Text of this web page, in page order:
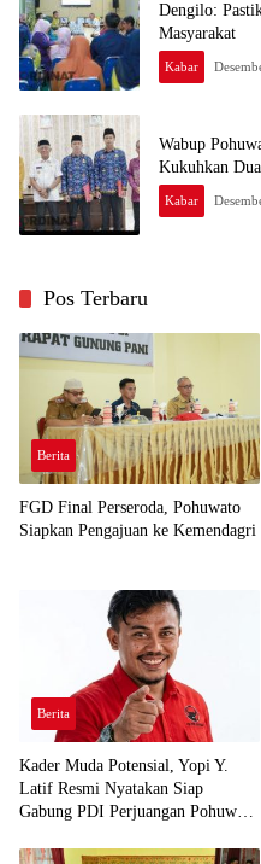
Dengilo:
Masyarakat
Kabar
Wabup
Kukuhkan
Kabar
Pos Terbaru
Berita
FGD Final Perseroda, Pohuwato
Siapkan Pengajuan ke Kemendagri
Berita
Kader Muda Potensial, Yopi Y.
Latif Resmi Nyatakan Siap
Gabung PDI Perjuangan Pohuwato